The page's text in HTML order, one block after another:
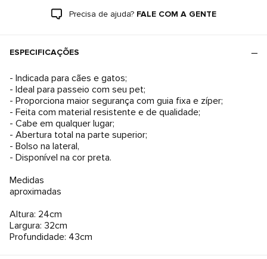
Precisa de ajuda? FALE COM A GENTE
ESPECIFICAÇÕES
- Indicada para cães e gatos;
- Ideal para passeio com seu pet;
- Proporciona maior segurança com guia fixa e zíper;
- Feita com material resistente e de qualidade;
- Cabe em qualquer lugar;
- Abertura total na parte superior;
- Bolso na lateral,
- Disponível na cor preta.
Medidas
aproximadas
Altura: 24cm
Largura: 32cm
Profundidade: 43cm